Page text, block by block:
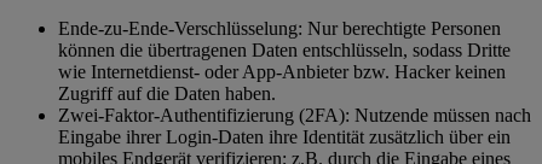
Ende-zu-Ende-Verschlüsselung: Nur berechtigte Personen
können die übertragenen Daten entschlüsseln, sodass Dritte
wie Internetdienst- oder App-Anbieter bzw. Hacker keinen
Zugriff auf die Daten haben.
Zwei-Faktor-Authentifizierung (2FA): Nutzende müssen nach
Eingabe ihrer Login-Daten ihre Identität zusätzlich über ein
mobiles Endgerät verifizieren; z.B. durch die Eingabe eines